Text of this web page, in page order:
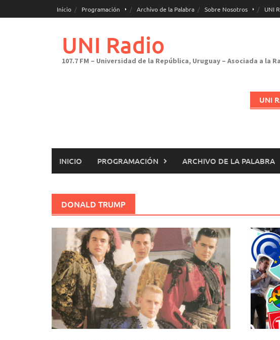
al
Inicio Programación Archivo de la Palabra Sobre Nosotros UNI
UNI Radio
107.7 FM – Universidad de la República, Uruguay – Asociada a la
UNI
INICIO PROGRAMACIÓN ARCHIVO DE LA PALABRA
DONALD TRUMP